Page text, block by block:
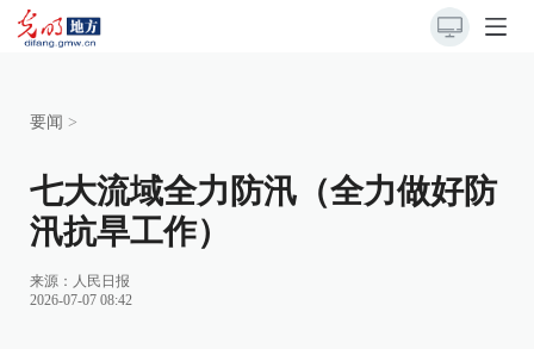
要闻 >
七大流域全力防汛（全力做好防
汛抗旱工作）
来源： 人民日报
2026-07-07 08:42